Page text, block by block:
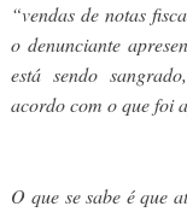
“vendas de notas
o denunciante
está sendo
acordo com o que foi
O que se sabe é que